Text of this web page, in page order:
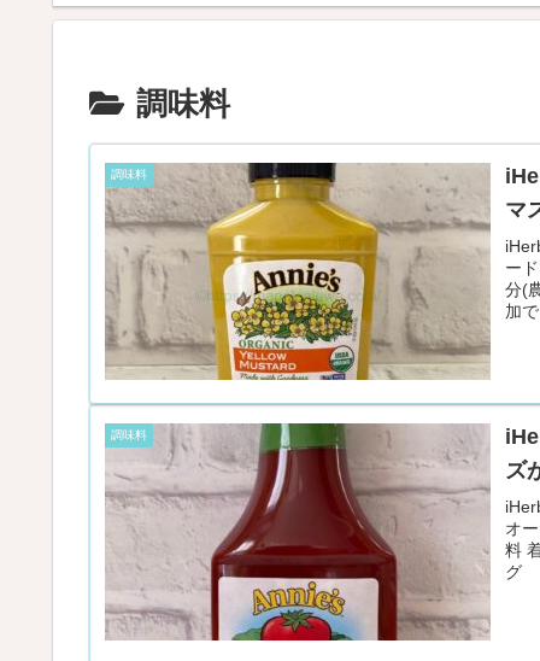
調味料
調味料
マ
ー
分(
加
調味料
ズ
オ
料
グ